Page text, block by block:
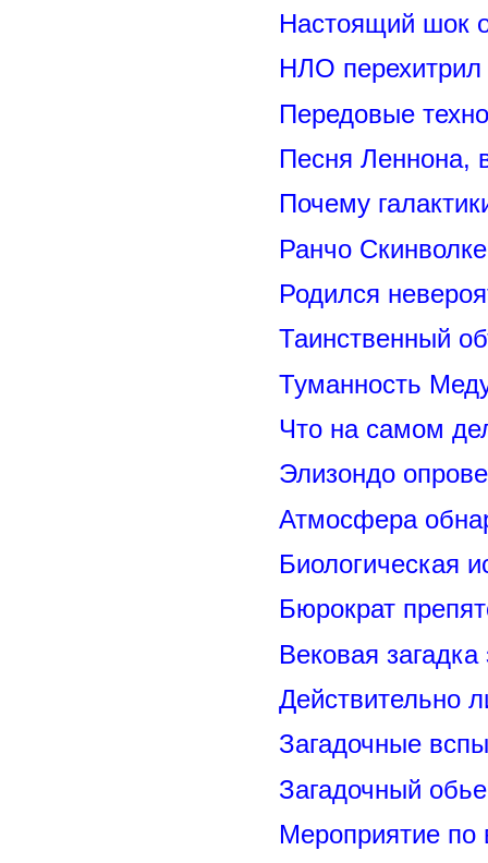
Настоящий шок
НЛО перехитрил
Передовые
Песня Леннона,
Почему
Ранчо
Родился
Таинственный
Туманность
Что на самом
Элизондо
Атмосфера
Биологическая
Бюрократ
Вековая
Действительно
Загадочные
Загадочный
Мероприятие